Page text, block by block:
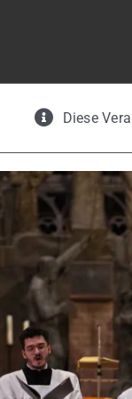
Diese